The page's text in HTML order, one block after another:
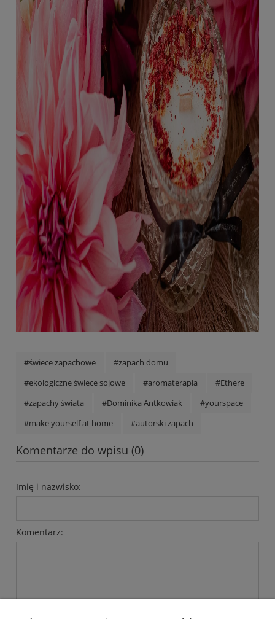
#świece zapachowe
#zapach domu
#ekologiczne świece sojowe
#aromaterapia
#Ethere
#zapachy świata
#Dominika Antkowiak
#yourspace
#make yourself at home
#autorski zapach
Komentarze do wpisu (0)
Imię i nazwisko:
Komentarz: